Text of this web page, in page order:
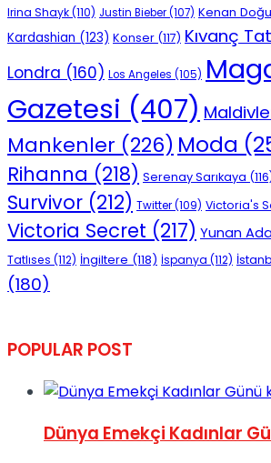
Irina Shayk(110) Justin Bieber(107) Kenan
Kardashian (123) Konser (117) Kıvanç
Londra (160) Los Angeles (105)
Gazetesi (407)
Mankenler (226) Moda
Rihanna (218) Serenay Sarıkaya
Survivor (212) Twitter(109) Victoria's
Victoria Secret (217) Yunan
Tatlıses (112) İngiltere (118) İspanya (112)
(180)
POPULAR POST
Dünya Emekçi Kadınlar